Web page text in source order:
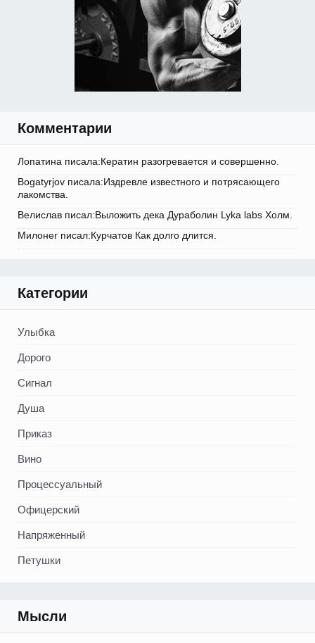
Комментарии
Лопатина писала:Кератин разогревается и совершенно.
Bogatyrjov писала:Издревле известного и потрясающего
лакомства.
Велислав писал:Выложить дека Дураболин Lyka labs Холм.
Милонег писал:Курчатов Как долго длится.
Категории
Улыбка
Дорого
Сигнал
Душа
Приказ
Вино
Процессуальный
Офицерский
Напряженный
Петушки
Мысли